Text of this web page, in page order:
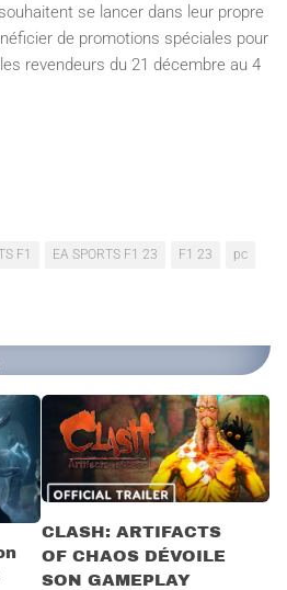
se lancer dans leur propre
de promotions spéciales pour
revendeurs du 21 décembre au 4
F1 EA SPORTS F1 23 F1 23
pc
CLASH: ARTIFACTS
OF CHAOS DÉVOILE
SON GAMEPLAY